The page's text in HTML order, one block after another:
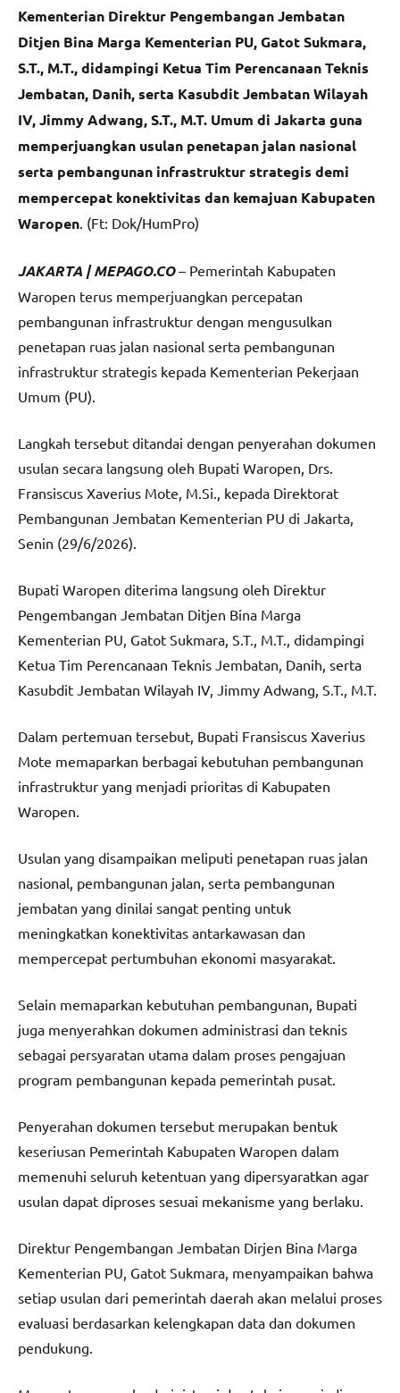
Kementerian Direktur Pengembangan Jembatan
Ditjen Bina Marga Kementerian PU, Gatot Sukmara,
S.T., M.T., didampingi Ketua Tim Perencanaan Teknis
Jembatan, Danih, serta Kasubdit Jembatan Wilayah
IV, Jimmy Adwang, S.T., M.T. Umum di Jakarta guna
memperjuangkan usulan penetapan jalan nasional
serta pembangunan infrastruktur strategis demi
mempercepat konektivitas dan kemajuan Kabupaten
Waropen . (Ft: Dok/HumPro)
JAKARTA | MEPAGO.CO – Pemerintah Kabupaten
Waropen terus memperjuangkan percepatan
pembangunan infrastruktur dengan mengusulkan
penetapan ruas jalan nasional serta pembangunan
infrastruktur strategis kepada Kementerian Pekerjaan
Umum (PU).
Langkah tersebut ditandai dengan penyerahan dokumen
usulan secara langsung oleh Bupati Waropen, Drs.
Fransiscus Xaverius Mote, M.Si., kepada Direktorat
Pembangunan Jembatan Kementerian PU di Jakarta,
Senin (29/6/2026).
Bupati Waropen diterima langsung oleh Direktur
Pengembangan Jembatan Ditjen Bina Marga
Kementerian PU, Gatot Sukmara, S.T., M.T., didampingi
Ketua Tim Perencanaan Teknis Jembatan, Danih, serta
Kasubdit Jembatan Wilayah IV, Jimmy Adwang, S.T., M.T.
Dalam pertemuan tersebut, Bupati Fransiscus Xaverius
Mote memaparkan berbagai kebutuhan pembangunan
infrastruktur yang menjadi prioritas di Kabupaten
Waropen.
Usulan yang disampaikan meliputi penetapan ruas jalan
nasional, pembangunan jalan, serta pembangunan
jembatan yang dinilai sangat penting untuk
meningkatkan konektivitas antarkawasan dan
mempercepat pertumbuhan ekonomi masyarakat.
Selain memaparkan kebutuhan pembangunan, Bupati
juga menyerahkan dokumen administrasi dan teknis
sebagai persyaratan utama dalam proses pengajuan
program pembangunan kepada pemerintah pusat.
Penyerahan dokumen tersebut merupakan bentuk
keseriusan Pemerintah Kabupaten Waropen dalam
memenuhi seluruh ketentuan yang dipersyaratkan agar
usulan dapat diproses sesuai mekanisme yang berlaku.
Direktur Pengembangan Jembatan Dirjen Bina Marga
Kementerian PU, Gatot Sukmara, menyampaikan bahwa
setiap usulan dari pemerintah daerah akan melalui proses
evaluasi berdasarkan kelengkapan data dan dokumen
pendukung.